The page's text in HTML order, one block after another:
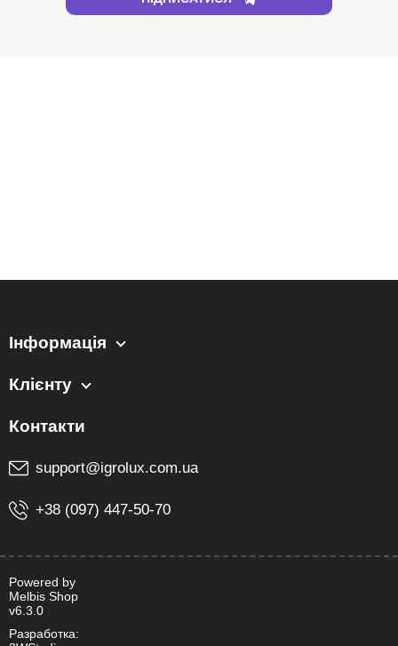
Інформація
Клієнту
support@igrolux.com.ua
+38 (097) 447-50-70
Powered by
Melbis Shop
v6.3.0